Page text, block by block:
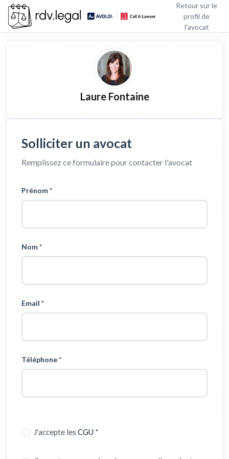
Retour sur le
profil de
l'avocat
Solliciter un avocat
Remplissez ce formulaire pour contacter l'avocat
Prénom *
Nom *
Email *
Téléphone *
J'accepte les CGU *
Laure Fontaine